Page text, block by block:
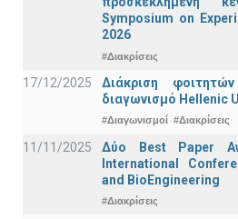
Symposium on
2026
#Διακρίσεις
17/12/2025
Διάκριση
διαγωνισμό Hellenic
#Διαγωνισμοί #Διακρίσεις
11/11/2025
Δύο Best Paper
International
and BioEngineering
#Διακρίσεις